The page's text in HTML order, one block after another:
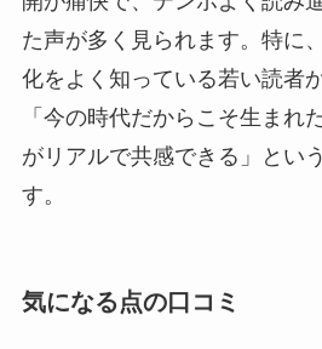
た声が多く見られます。特に
化をよく知っている若い読者
「今の時代だからこそ生まれ
がリアルで共感できる」とい
す。
気になる点の口コミ